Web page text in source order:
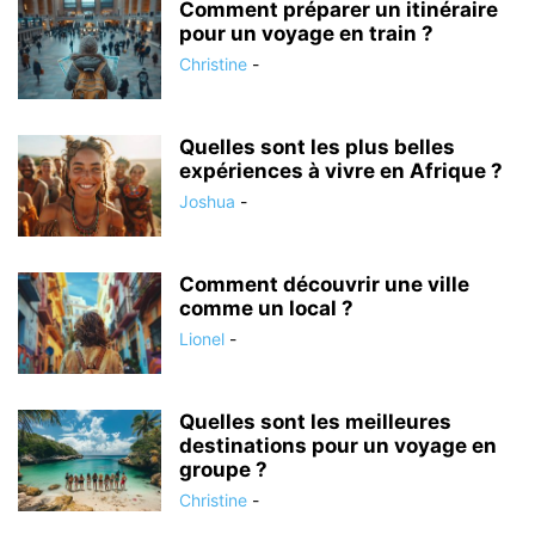
Comment préparer un itinéraire
pour un voyage en train ?
Christine -
Quelles sont les plus belles
expériences à vivre en Afrique ?
Joshua -
Comment découvrir une ville
comme un local ?
Lionel -
Quelles sont les meilleures
destinations pour un voyage en
groupe ?
Christine -